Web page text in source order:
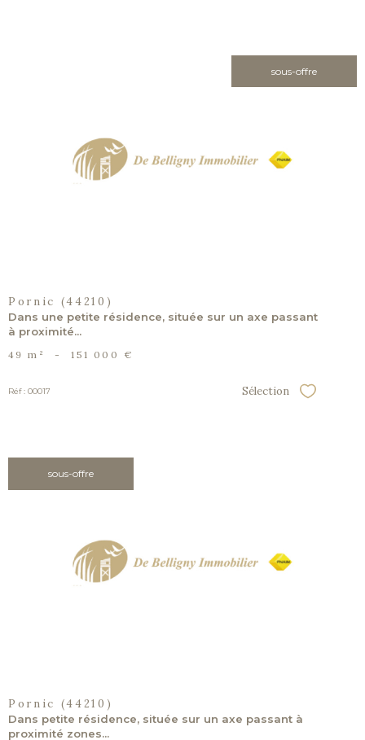
sous-offre
bien
Pornic (44210)
Dans une petite résidence, située sur un axe passant
à proximité...
49 m² - 151 000 €
Réf : 00017 Sélection Sélectionner
sous-offre
bien
Pornic (44210)
Dans petite résidence, située sur un axe passant à
proximité zones...